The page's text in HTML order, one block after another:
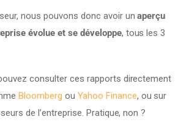
nous pouvons donc avoir un aperçu
évolue et se développe, tous les 3
consulter ces rapports directement
Bloomberg ou Yahoo Finance, ou sur
de l’entreprise. Pratique, non ?